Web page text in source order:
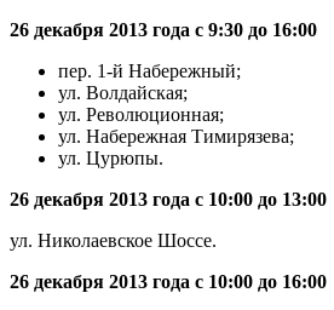
26 декабря 2013 года с 9:30 до 16:00
пер. 1-й Набережный;
ул. Волдайская;
ул. Революционная;
ул. Набережная Тимирязева;
ул. Цурюпы.
26 декабря 2013 года с 10:00 до 13:00
ул. Николаевское Шоссе.
26 декабря 2013 года с 10:00 до 16:00